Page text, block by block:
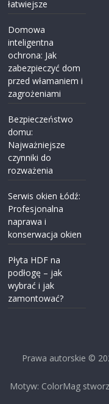
łatwiejsze
Domowa
inteligentna
ochrona: Jak
zabezpieczyć dom
przed włamaniem i
zagrożeniami
Bezpieczeństwo
domu:
Najważniejsze
czynniki do
rozważenia
Serwis okien Łódź:
Profesjonalna
naprawa i
konserwacja okien
Płyta HDF na
podłogę – jak
wybrać i jak
zamontować?
Prawa autorskie ©
Motyw: ColorMag